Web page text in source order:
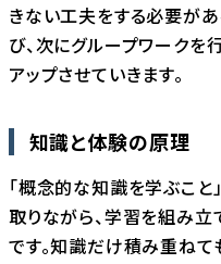
きない工夫をする必要があ
び、次にグループワークを
アップさせていきます。
知識と体験の原理
「概念的な知識を学ぶこと
取りながら、学習を組み
です。知識だけ積み重ね